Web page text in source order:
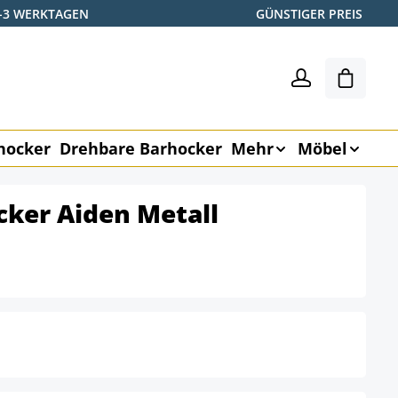
WERKTAGEN GÜNSTIGER PREIS
Drehbare Barhocker Mehr Möbel
Aiden Metall